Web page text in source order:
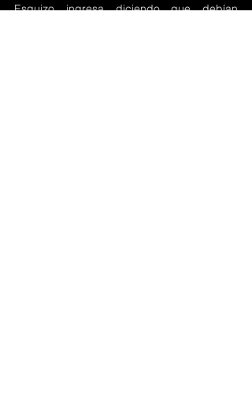
Esquizo ingresa diciendo que debían